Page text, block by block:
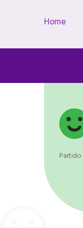
Home
Partido